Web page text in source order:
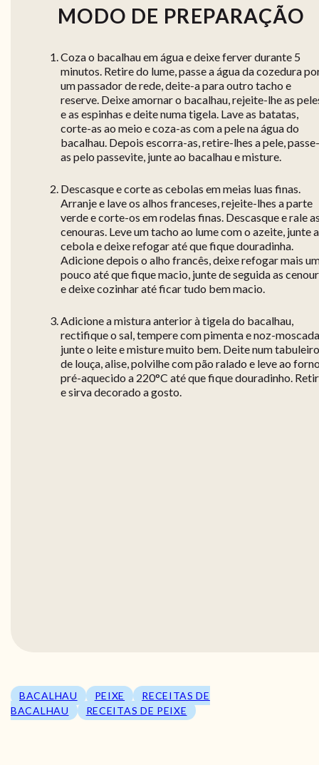
MODO DE PREPARAÇÃO
Coza o bacalhau em água e deixe ferver durante 5
minutos. Retire do lume, passe a água da cozedura
um passador de rede, deite-a para outro tacho e
reserve. Deixe amornar o bacalhau, rejeite-lhe as
e as espinhas e deite numa tigela. Lave as batatas,
corte-as ao meio e coza-as com a pele na água do
bacalhau. Depois escorra-as, retire-lhes a pele, passe-
as pelo passevite, junte ao bacalhau e misture.
Descasque e corte as cebolas em meias luas finas.
Arranje e lave os alhos franceses, rejeite-lhes a parte
verde e corte-os em rodelas finas. Descasque e rale
cenouras. Leve um tacho ao lume com o azeite, junte a
cebola e deixe refogar até que fique douradinha.
Adicione depois o alho francês, deixe refogar mais
pouco até que fique macio, junte de seguida as
e deixe cozinhar até ficar tudo bem macio.
Adicione a mistura anterior à tigela do bacalhau,
rectifique o sal, tempere com pimenta e noz-
junte o leite e misture muito bem. Deite num tabuleiro
de louça, alise, polvilhe com pão ralado e leve ao
pré-aquecido a 220°C até que fique douradinho.
e sirva decorado a gosto.
BACALHAU PEIXE
RECEITAS DE
BACALHAU
RECEITAS DE PEIXE